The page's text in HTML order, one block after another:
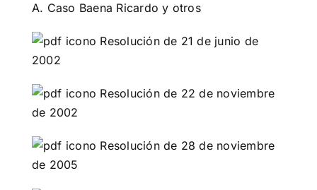
A. Caso Baena Ricardo y otros
Resolución de 21 de junio de
2002
Resolución de 22 de noviembre
de 2002
Resolución de 28 de noviembre
de 2005